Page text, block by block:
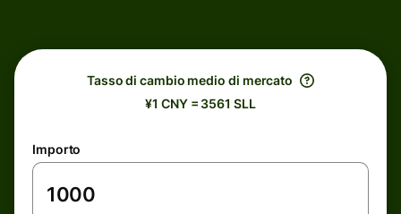
Tasso di cambio medio di mercato
¥1 CNY = 3561 SLL
Importo